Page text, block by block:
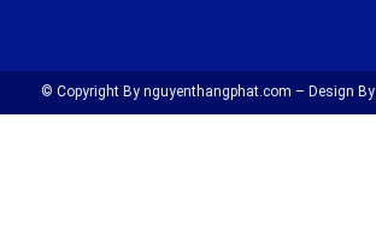
© Copyright By nguyenthangphat.com – Design By